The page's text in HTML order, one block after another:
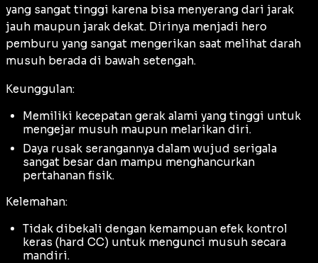
yang sangat tinggi karena bisa menyerang dari jarak
jauh maupun jarak dekat. Dirinya menjadi hero
pemburu yang sangat mengerikan saat melihat darah
musuh berada di bawah setengah.
Keunggulan:
Memiliki kecepatan gerak alami yang tinggi untuk
mengejar musuh maupun melarikan diri.
Daya rusak serangannya dalam wujud serigala
sangat besar dan mampu menghancurkan
pertahanan fisik.
Kelemahan:
Tidak dibekali dengan kemampuan efek kontrol
keras (hard CC) untuk mengunci musuh secara
mandiri.